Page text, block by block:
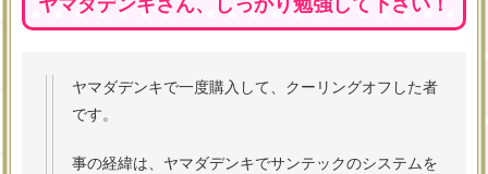
ヤマダデンキで一度購入して、クーリングオフした者
です。
事の経緯は、ヤマダデンキでサンテックのシステムを